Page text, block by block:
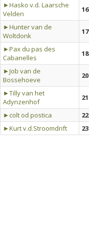
►Hasko v.d. Laarsche
Velden
16
►Hunter van de
Woltdonk
17
►Pax du pas des
Cabanelles
18
►Job van de
Bossehoeve
20
►Tilly van het
Adynzenhof
21
►colt od postica
22
►Kurt v.d.Stroomdrift
23